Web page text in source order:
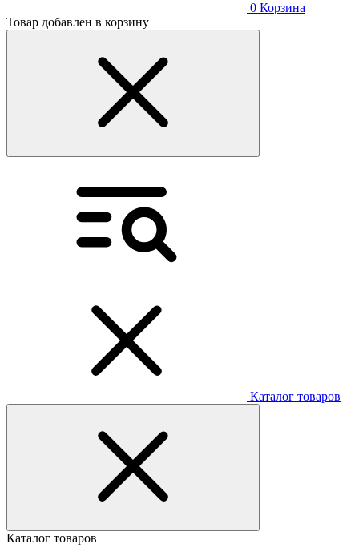
0 Корзина
Товар добавлен в корзину
Каталог товаров
Каталог товаров